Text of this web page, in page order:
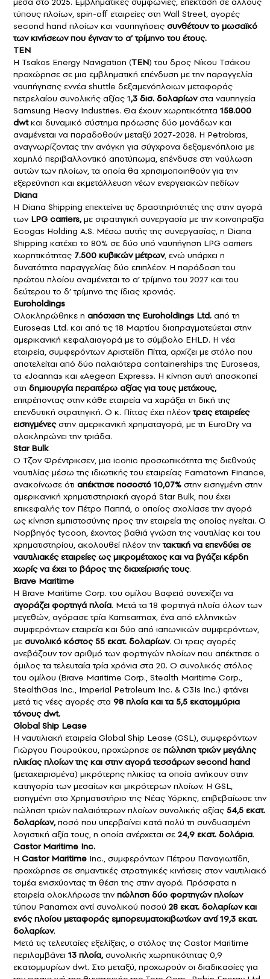
τύπους πλοίων, spin-off εταιρείες στη Wall Street, αγορές
second hand πλοίων και ναυπηγήσεις συνθέτουν το μωσαϊκό
των κινήσεων που έγιναν το α’ τρίμηνο του έτους.
ΤEN
H Tsakos Energy Navigation (ΤEN) του δρος Νίκου Τσάκου
προχώρησε σε μια εμβληματική επένδυση με την παραγγελία
ναυπήγησης εννέα shuttle δεξαμενόπλοιων μεταφοράς
πετρελαίου συνολικής αξίας 1,3 δισ. δολαρίωνστα ναυπηγεία
Samsung Heavy Industries. Θα έχουν χωρητικότητα 158.000
dwtκαι δυναμικό σύστημα πρόωσης δύο μονάδων και
αναμένεται να παραδοθούν μεταξύ 2027-2028. H Petrobras,
αναγνωρίζοντας την ανάγκη για σύγχρονα δεξαμενόπλοια με
χαμηλό περιβαλλοντικό αποτύπωμα, επένδυσε στη ναύλωση
αυτών των πλοίων, τα οποία θα χρησιμοποιηθούν για την
εξερεύνηση και εκμετάλλευση νέων ενεργειακών πεδίων
Diana
Η Diana Shipping επεκτείνει τις δραστηριότητές της στην αγορά
των LPG carriers,με στρατηγική συνεργασία με την κοινοπραξία
Ecogas Holding A.S. Μέσω αυτής της συνεργασίας, η Diana
Shipping κατέχει το 80% σε δύο υπό ναυπήγηση LPG carriers
χωρητικότητας 7.500 κυβικών μέτρων, ενώ υπάρχει η
δυνατότητα παραγγελίας δύο επιπλέον. Η παράδοση του
πρώτου πλοίου αναμένεται το α’ τρίμηνο του 2027 και του
δεύτερου το δ’ τρίμηνο της ίδιας χρονιάς.
Euroholdings
Ολοκληρώθηκε η απόσχιση της Euroholdings Ltd. από τη
Euroseas Ltd. και από τις 18 Μαρτίου διαπραγματεύεται στην
αμερικανική κεφαλαιαγορά με το σύμβολο EHLD. Η νέα
εταιρεία, συμφερόντων Αριστείδη Πίττα, αρχίζει με στόλο που
αποτελείται από δύο παλαιότερα containerships της Euroseas,
τα «Joanna» και «Aegean Express». Η κίνηση αυτή αποσκοπεί
στη δημιουργία περαιτέρω αξίας για τους μετόχους,
επιτρέποντας στην κάθε εταιρεία να χαράξει τη δική της
επενδυτική στρατηγική. Ο κ. Πίττας έχει πλέοντρεις εταιρείες
εισηγμένεςστην αμερικανική χρηματαγορά, με τη EuroDry να
ολοκληρώνει την τριάδα.
Star Bulk
Ο Τζον Φρέντρικσεν, μια iconic προσωπικότητα της διεθνούς
ναυτιλίας μέσω της ιδιωτικής του εταιρείας Famatown Finance,
ανακοίνωσε ότι απέκτησε ποσοστό 10,07% στην εισηγμένη στην
αμερικανική χρηματιστηριακή αγορά Star Bulk, που έχει
επικεφαλής τον Πέτρο Παππά, ο οποίος σχολίασε την αγορά
ως κίνηση εμπιστοσύνης προς την εταιρεία της οποίας ηγείται. Ο
Νορβηγός tycoon, έχοντας βαθιά γνώση της ναυτιλίας και του
χρηματιστηρίου, ακολουθεί πλέον τηντακτική να επενδύει σε
ναυτιλιακές εταιρείες ως μικρομέτοχος και να βγάζει κέρδη
χωρίς να έχει το βάρος της διαχείρισής τους.
Brave Maritime
Η Brave Maritime Corp. του ομίλου Βαφειά συνεχίζει να
αγοράζει φορτηγά πλοία. Μετά τα 18 φορτηγά πλοία όλων των
μεγεθών, αγόρασε τρία Kamsarmax, ένα από ελληνικών
συμφερόντων εταιρεία και δύο από ιαπωνικών συμφερόντων,
με συνολικό κόστος 55 εκατ. δολαρίων. Οι τρεις αγορές
ανεβάζουν τον αριθμό των φορτηγών πλοίων που απέκτησε ο
όμιλος τα τελευταία τρία χρόνια στα 20. Ο συνολικός στόλος
του ομίλου (Brave Maritime Corp., Stealth Maritime Corp.,
StealthGas Inc., Imperial Petroleum Inc. & C3Is Inc.) φτάνει
μετά τις νέες αγορές στα 98 πλοία και τα 5,5 εκατομμύρια
τόνους dwt.
Global Ship Lease
Η ναυτιλιακή εταιρεία Global Ship Lease (GSL), συμφερόντων
Γιώργου Γιουρούκου, προχώρησε σε πώληση τριών μεγάλης
ηλικίας πλοίων της και στην αγορά τεσσάρων second hand
(μεταχειρισμένα) μικρότερης ηλικίας τα οποία ανήκουν στην
κατηγορία των μεσαίων και μικρότερων πλοίων. Η GSL,
εισηγμένη στο Χρηματιστήριο της Νέας Υόρκης, επιβεβαίωσε την
πώληση τριών παλαιότερων πλοίων συνολικής αξίας 54,5 εκατ.
δολαρίων,ποσό που υπερβαίνει κατά πολύ τη συνδυασμένη
λογιστική αξία τους, η οποία ανέρχεται σε 24,9 εκατ. δολάρια.
Castor Maritime Inc.
Η Castor Maritime Inc., συμφερόντων Πέτρου Παναγιωτίδη,
προχώρησε σε σημαντικές στρατηγικές κινήσεις στον ναυτιλιακό
τομέα ενισχύοντας τη θέση της στην αγορά. Πρόσφατα η
εταιρεία ολοκλήρωσε τηνπώληση δύο φορτηγών πλοίων
τύπου Panamax αντί συνολικού ποσού 28 εκατ. δολαρίων και
ενός πλοίου μεταφοράς εμπορευματοκιβωτίων αντί 19,3 εκατ.
δολαρίων.
Μετά τις τελευταίες εξελίξεις, ο στόλος της Castor Maritime
περιλαμβάνει 13 πλοία,συνολικής χωρητικότητας 0,9
εκατομμυρίων dwt. Στο μεταξύ, προχωρούν οι διαδικασίες για